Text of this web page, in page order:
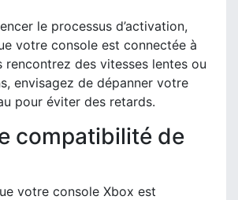
le processus d’activation,
votre console est connectée à
rencontrez des vitesses lentes ou
envisagez de dépanner votre
pour éviter des retards.
compatibilité de
votre console Xbox est